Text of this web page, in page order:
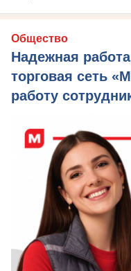
Общество
Надежная
торговая сеть
работу